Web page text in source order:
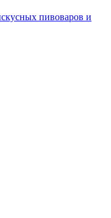
пивоваров и